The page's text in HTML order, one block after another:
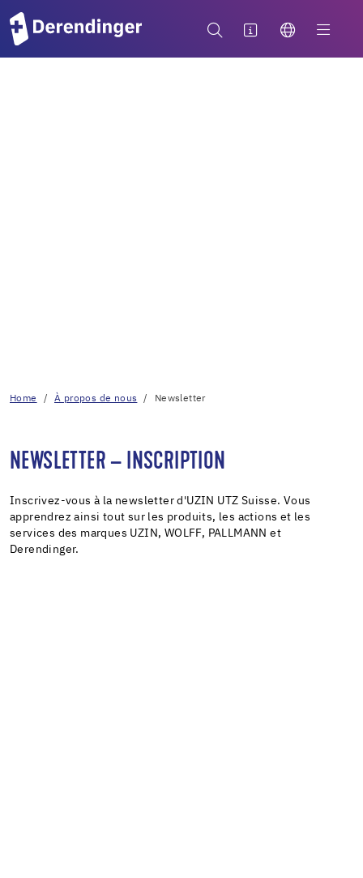
Home À propos de nous Newsletter
NEWSLETTER – INSCRIPTION
Inscrivez-vous à la newsletter d'UZIN UTZ Suisse. Vous
apprendrez ainsi tout sur les produits, les actions et les
services des marques UZIN, WOLFF, PALLMANN et
Derendinger.